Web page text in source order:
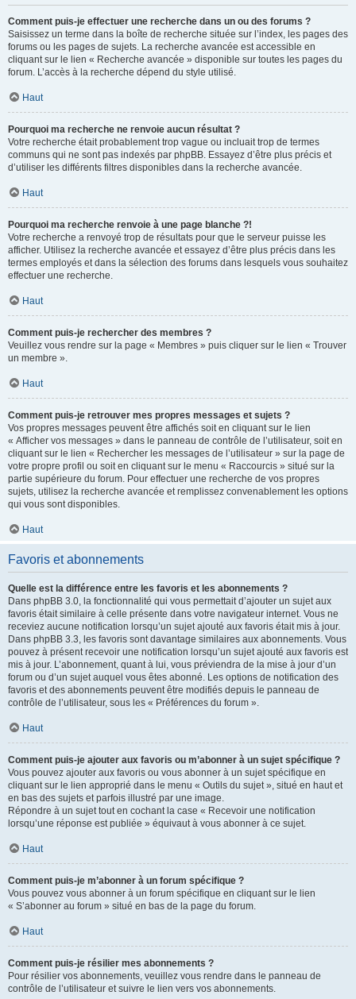
Comment puis-je effectuer une recherche dans un ou des forums ?
Saisissez un terme dans la boîte de recherche située sur l’index, les pages des
forums ou les pages de sujets. La recherche avancée est accessible en
cliquant sur le lien « Recherche avancée » disponible sur toutes les pages du
forum. L’accès à la recherche dépend du style utilisé.
Haut
Pourquoi ma recherche ne renvoie aucun résultat ?
Votre recherche était probablement trop vague ou incluait trop de termes
communs qui ne sont pas indexés par phpBB. Essayez d’être plus précis et
d’utiliser les différents filtres disponibles dans la recherche avancée.
Haut
Pourquoi ma recherche renvoie à une page blanche ?!
Votre recherche a renvoyé trop de résultats pour que le serveur puisse les
afficher. Utilisez la recherche avancée et essayez d’être plus précis dans les
termes employés et dans la sélection des forums dans lesquels vous souhaitez
effectuer une recherche.
Haut
Comment puis-je rechercher des membres ?
Veuillez vous rendre sur la page « Membres » puis cliquer sur le lien « Trouver
un membre ».
Haut
Comment puis-je retrouver mes propres messages et sujets ?
Vos propres messages peuvent être affichés soit en cliquant sur le lien
« Afficher vos messages » dans le panneau de contrôle de l’utilisateur, soit en
cliquant sur le lien « Rechercher les messages de l’utilisateur » sur la page de
votre propre profil ou soit en cliquant sur le menu « Raccourcis » situé sur la
partie supérieure du forum. Pour effectuer une recherche de vos propres
sujets, utilisez la recherche avancée et remplissez convenablement les options
qui vous sont disponibles.
Haut
Favoris et abonnements
Quelle est la différence entre les favoris et les abonnements ?
Dans phpBB 3.0, la fonctionnalité qui vous permettait d’ajouter un sujet aux
favoris était similaire à celle présente dans votre navigateur internet. Vous ne
receviez aucune notification lorsqu’un sujet ajouté aux favoris était mis à jour.
Dans phpBB 3.3, les favoris sont davantage similaires aux abonnements. Vous
pouvez à présent recevoir une notification lorsqu’un sujet ajouté aux favoris est
mis à jour. L’abonnement, quant à lui, vous préviendra de la mise à jour d’un
forum ou d’un sujet auquel vous êtes abonné. Les options de notification des
favoris et des abonnements peuvent être modifiés depuis le panneau de
contrôle de l’utilisateur, sous les « Préférences du forum ».
Haut
Comment puis-je ajouter aux favoris ou m’abonner à un sujet spécifique ?
Vous pouvez ajouter aux favoris ou vous abonner à un sujet spécifique en
cliquant sur le lien approprié dans le menu « Outils du sujet », situé en haut et
en bas des sujets et parfois illustré par une image.
Répondre à un sujet tout en cochant la case « Recevoir une notification
lorsqu’une réponse est publiée » équivaut à vous abonner à ce sujet.
Haut
Comment puis-je m’abonner à un forum spécifique ?
Vous pouvez vous abonner à un forum spécifique en cliquant sur le lien
« S’abonner au forum » situé en bas de la page du forum.
Haut
Comment puis-je résilier mes abonnements ?
Pour résilier vos abonnements, veuillez vous rendre dans le panneau de
contrôle de l’utilisateur et suivre le lien vers vos abonnements.